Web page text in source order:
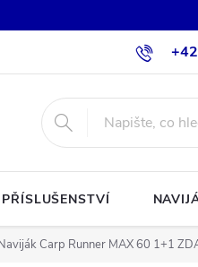
Carp Runner MAX 60 1+1